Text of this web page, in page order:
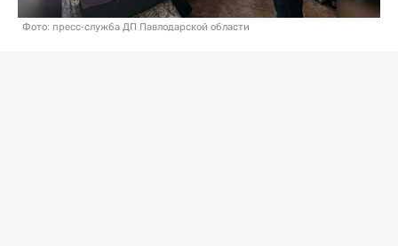
Фото: пресс-служба ДП Павлодарской области